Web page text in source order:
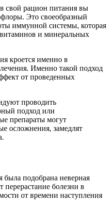
свой рацион питания вы
Это своеобразный
иммунной системы, которая
и минеральных
кроется именно в
Именно такой подход
от проведенных
проводить
подход или
препараты могут
осложнения, замедлят
была подобрана неверная
перерастание болезни в
от времени наступления